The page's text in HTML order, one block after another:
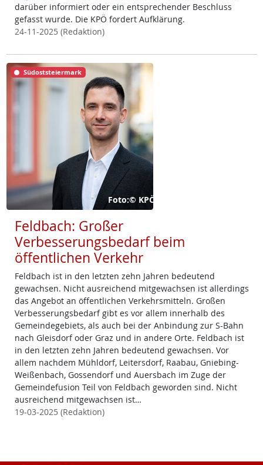
darüber informiert oder ein entsprechender Beschluss
gefasst wurde. Die KPÖ fordert Aufklärung.
24-11-2025 (Redaktion)
Südoststeiermark
Foto:© KPÖ
Feldbach: Großer
Verbesserungsbedarf beim
öffentlichen Verkehr
Feldbach ist in den letzten zehn Jahren bedeutend
gewachsen. Nicht ausreichend mitgewachsen ist allerdings
das Angebot an öffentlichen Verkehrsmitteln. Großen
Verbesserungsbedarf gibt es vor allem innerhalb des
Gemeindegebiets, als auch bei der Anbindung zur S-Bahn
nach Gleisdorf oder Graz und in andere Orte. Feldbach ist
in den letzten zehn Jahren bedeutend gewachsen. Vor
allem nachdem Mühldorf, Leitersdorf, Raabau, Gniebing-
Weißenbach, Gossendorf und Auersbach im Zuge der
Gemeindefusion Teil von Feldbach geworden sind. Nicht
ausreichend mitgewachsen ist…
19-03-2025 (Redaktion)